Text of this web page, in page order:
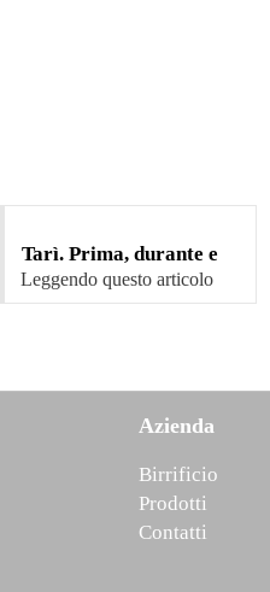
Tarì. Prima, durante e
dopo.
Leggendo questo articolo
potrebbe venirti …
Azienda
Birrificio
Prodotti
Contatti